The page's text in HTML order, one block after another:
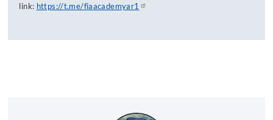
link: https://t.me/fiaacademyar1